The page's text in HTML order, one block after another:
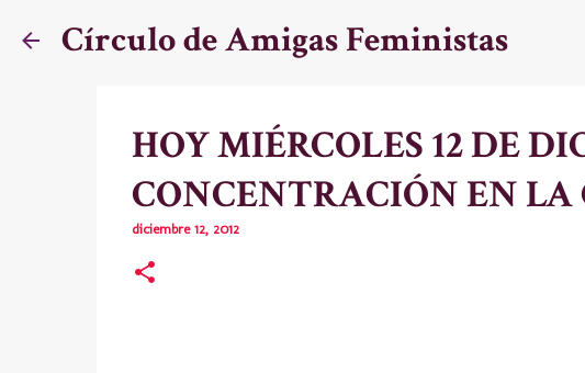
Círculo de Amigas Feministas
HOY MIÉRCOLES 12 DE
CONCENTRACIÓN EN
diciembre 12, 2012